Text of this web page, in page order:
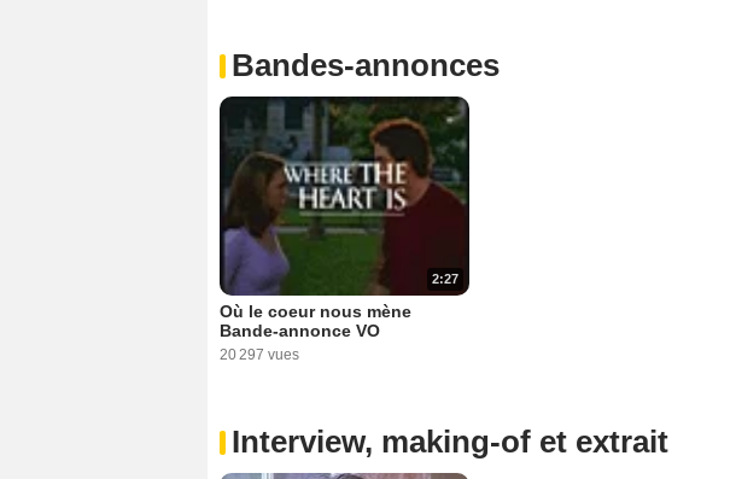
Bandes-annonces
2:27
Où le coeur nous mène
Bande-annonce VO
20 297 vues
Interview, making-of et extrait